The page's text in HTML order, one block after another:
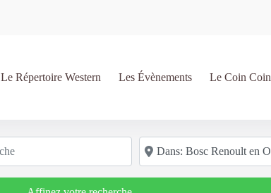
Le Répertoire Western Les Évènements Le Coin Coin
Code postal/région/ville